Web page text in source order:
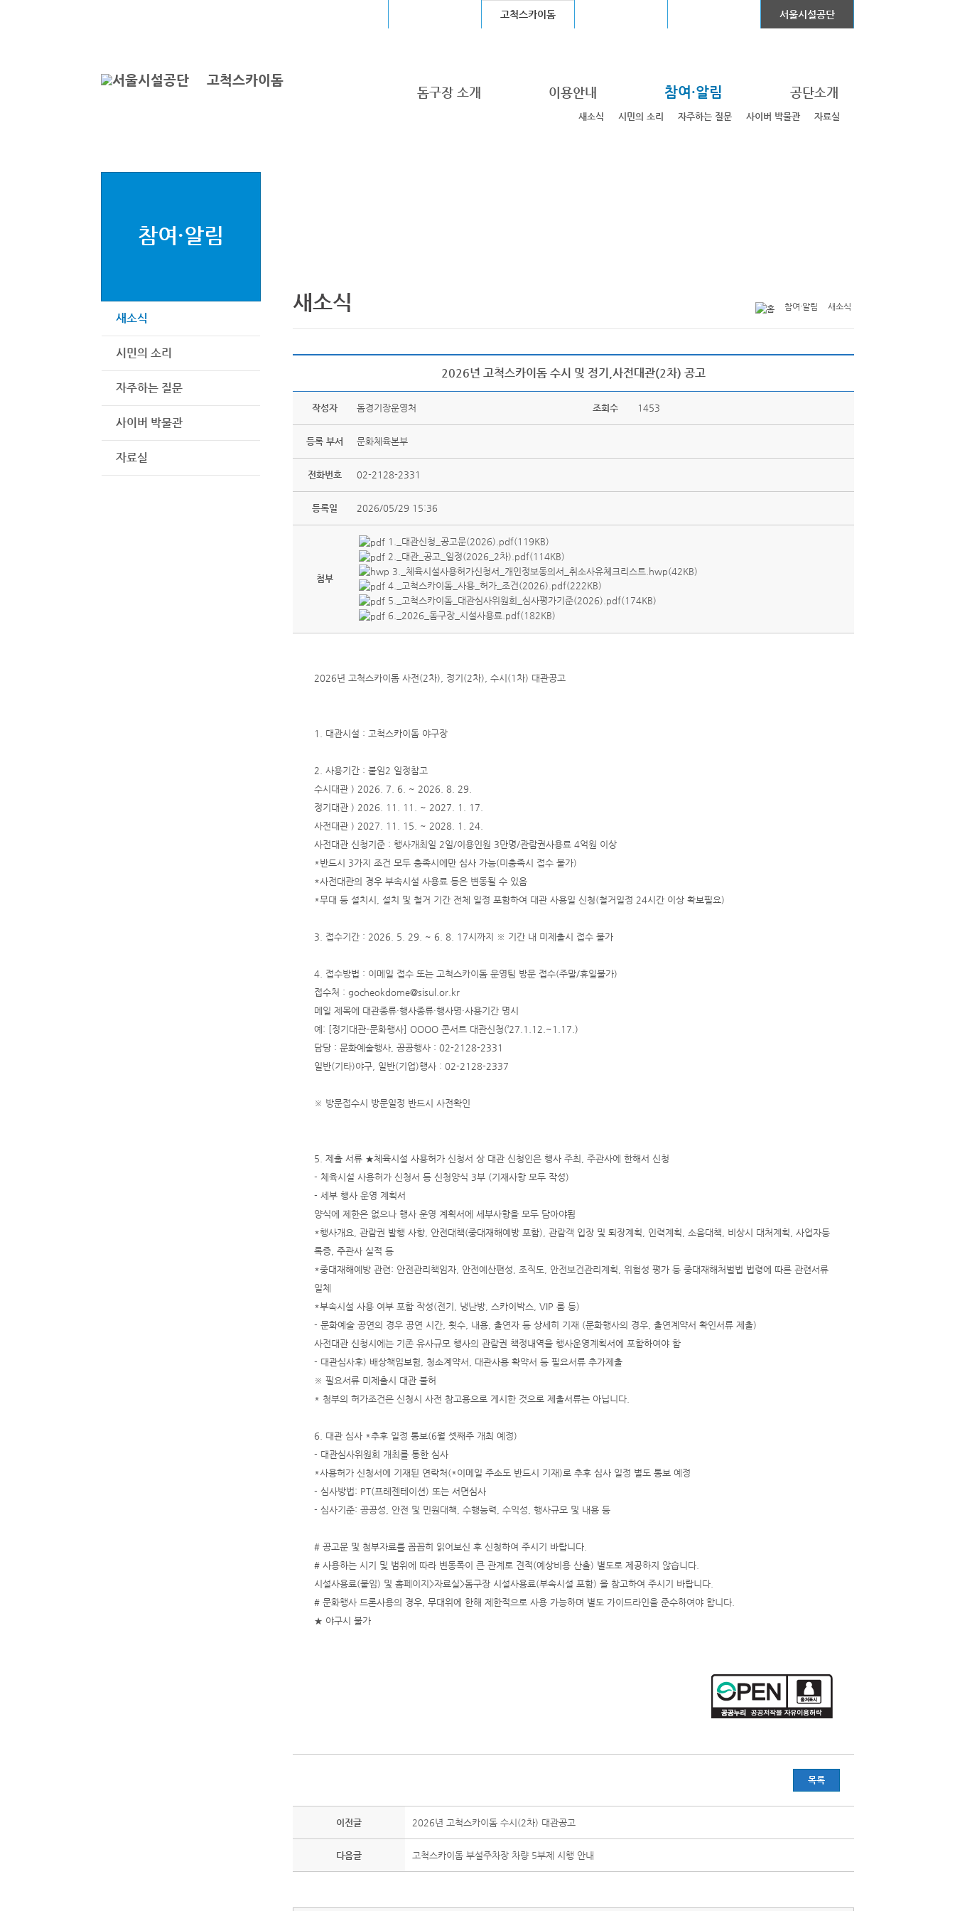
고척스카이돔
고척스카이돔 서울시설공단
돔구장 소개 이용안내 참여·알림
새소식 시민의 소리 자주하는 질문 사이버 박물관 자료실
공단소개
참여·알림
새소식
시민의 소리
자주하는 질문
사이버 박물관
자료실
새소식 참여·알림 새소식
2026년 고척스카이돔 수시 및 정기,사전대관(2차) 공고
작성자 돔경기장운영처 조회수 1453
등록 부서 문화체육본부
전화번호 02-2128-2331
등록일 2026/05/29 15:36
첨부
1._대관신청_공고문(2026).pdf(119KB)
2._대관_공고_일정(2026_2차).pdf(114KB)
3._체육시설사용허가신청서_개인정보동의서_취소사유체크리스트.hwp(42KB)
4._고척스카이돔_사용_허가_조건(2026).pdf(222KB)
5._고척스카이돔_대관심사위원회_심사평가기준(2026).pdf(174KB)
6._2026_돔구장_시설사용료.pdf(182KB)
2026년 고척스카이돔 사전(2차), 정기(2차), 수시(1차) 대관공고
1. 대관시설 : 고척스카이돔 야구장
2. 사용기간 : 붙임2 일정참고
수시대관 ) 2026. 7. 6. ~ 2026. 8. 29.
정기대관 ) 2026. 11. 11. ~ 2027. 1. 17.
사전대관 ) 2027. 11. 15. ~ 2028. 1. 24.
사전대관 신청기준 : 행사개최일 2일/이용인원 3만명/관람권사용료 4억원 이상
*반드시 3가지 조건 모두 충족시에만 심사 가능(미충족시 접수 불가)
*사전대관의 경우 부속시설 사용료 등은 변동될 수 있음
*무대 등 설치시, 설치 및 철거 기간 전체 일정 포함하여 대관 사용일 신청(철거일정 24시간 이상 확보필요)
3. 접수기간 : 2026. 5. 29. ~ 6. 8. 17시까지 ※ 기간 내 미제출시 접수 불가
4. 접수방법 : 이메일 접수 또는 고척스카이돔 운영팀 방문 접수(주말/휴일불가)
접수처 : gocheokdome@sisul.or.kr
메일 제목에 대관종류·행사종류·행사명·사용기간 명시
예: [정기대관-문화행사] OOOO 콘서트 대관신청(’27.1.12.~1.17.)
담당 : 문화예술행사, 공공행사 : 02-2128-2331
일반(기타)야구, 일반(기업)행사 : 02-2128-2337
※ 방문접수시 방문일정 반드시 사전확인
5. 제출 서류 ★체육시설 사용허가 신청서 상 대관 신청인은 행사 주최, 주관사에 한해서 신청
- 체육시설 사용허가 신청서 등 신청양식 3부 (기재사항 모두 작성)
- 세부 행사 운영 계획서
양식에 제한은 없으나 행사 운영 계획서에 세부사항을 모두 담아야됨
*행사개요, 관람권 발행 사항, 안전대책(중대재해예방 포함), 관람객 입장 및 퇴장계획, 인력계획, 소음대책, 비상시 대처계획, 사업자등
록증, 주관사 실적 등
*중대재해예방 관련: 안전관리책임자, 안전예산편성, 조직도, 안전보건관리계획, 위험성 평가 등 중대재해처벌법 법령에 따른 관련서류
일체
*부속시설 사용 여부 포함 작성(전기, 냉난방, 스카이박스, VIP 룸 등)
- 문화예술 공연의 경우 공연 시간, 횟수, 내용, 출연자 등 상세히 기재 (문화행사의 경우, 출연계약서 확인서류 제출)
사전대관 신청시에는 기존 유사규모 행사의 관람권 책정내역을 행사운영계획서에 포함하여야 함
- 대관심사후) 배상책임보험, 청소계약서, 대관사용 확약서 등 필요서류 추가제출
※ 필요서류 미제출시 대관 불허
* 첨부의 허가조건은 신청시 사전 참고용으로 게시한 것으로 제출서류는 아닙니다.
6. 대관 심사 *추후 일정 통보(6월 셋째주 개최 예정)
- 대관심사위원회 개최를 통한 심사
*사용허가 신청서에 기재된 연락처(*이메일 주소도 반드시 기재)로 추후 심사 일정 별도 통보 예정
- 심사방법: PT(프레젠테이션) 또는 서면심사
- 심사기준: 공공성, 안전 및 민원대책, 수행능력, 수익성, 행사규모 및 내용 등
# 공고문 및 첨부자료를 꼼꼼히 읽어보신 후 신청하여 주시기 바랍니다.
# 사용하는 시기 및 범위에 따라 변동폭이 큰 관계로 견적(예상비용 산출) 별도로 제공하지 않습니다.
시설사용료(붙임) 및 홈페이지>자료실>돔구장 시설사용료(부속시설 포함) 을 참고하여 주시기 바랍니다.
# 문화행사 드론사용의 경우, 무대위에 한해 제한적으로 사용 가능하며 별도 가이드라인을 준수하여야 합니다.
★ 야구시 불가
목록
이전글 2026년 고척스카이돔 수시(2차) 대관공고
다음글 고척스카이돔 부설주차장 차량 5부제 시행 안내